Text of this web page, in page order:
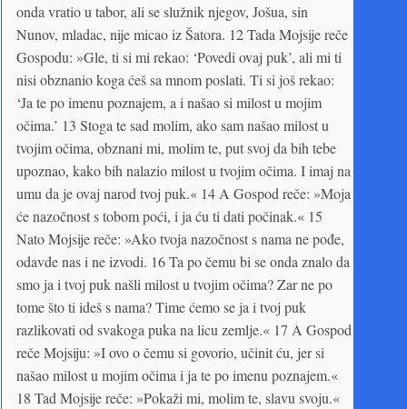
onda vratio u tabor, ali se služnik njegov, Jošua, sin
Nunov, mladac, nije micao iz Šatora. 12 Tada Mojsije reče
Gospodu: »Gle, ti si mi rekao: ‘Povedi ovaj puk’, ali mi ti
nisi obznanio koga ćeš sa mnom poslati. Ti si još rekao:
‘Ja te po imenu poznajem, a i našao si milost u mojim
očima.’ 13 Stoga te sad molim, ako sam našao milost u
tvojim očima, obznani mi, molim te, put svoj da bih tebe
upoznao, kako bih nalazio milost u tvojim očima. I imaj na
umu da je ovaj narod tvoj puk.« 14 A Gospod reče: »Moja
će nazočnost s tobom poći, i ja ću ti dati počinak.« 15
Nato Mojsije reče: »Ako tvoja nazočnost s nama ne pođe,
odavde nas i ne izvodi. 16 Ta po čemu bi se onda znalo da
smo ja i tvoj puk našli milost u tvojim očima? Zar ne po
tome što ti ideš s nama? Time ćemo se ja i tvoj puk
razlikovati od svakoga puka na licu zemlje.« 17 A Gospod
reče Mojsiju: »I ovo o čemu si govorio, učinit ću, jer si
našao milost u mojim očima i ja te po imenu poznajem.«
18 Tad Mojsije reče: »Pokaži mi, molim te, slavu svoju.«